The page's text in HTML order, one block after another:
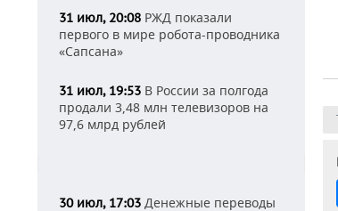
31 июл, 20:08 РЖД показали
первого в мире робота-проводника
«Сапсана»
31 июл, 19:53 В России за полгода
продали 3,48 млн телевизоров на
97,6 млрд рублей
30 июл, 17:03 Денежные переводы